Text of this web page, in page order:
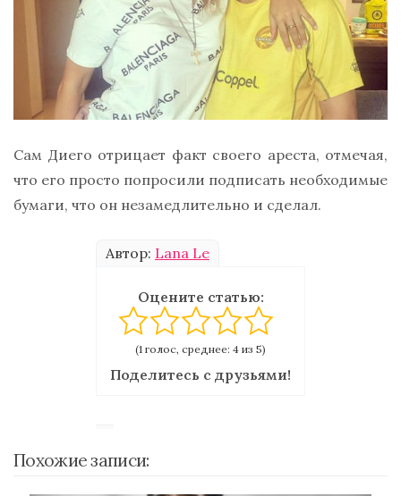
Сам Диего отрицает факт своего ареста, отмечая,
что его просто попросили подписать необходимые
бумаги, что он незамедлительно и сделал.
Автор: Lana Le
Оцените статью:
(1 голос, среднее: 4 из 5)
Поделитесь с друзьями!
Похожие записи: